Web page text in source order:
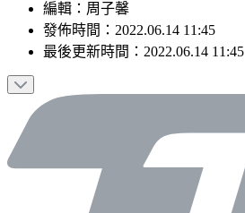
編輯 ： 周子馨
發佈時間： 2022.06.14 11:45
最後更新時間： 2022.06.14 11:45